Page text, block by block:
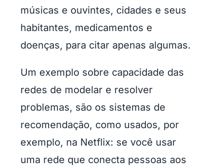
músicas e ouvintes, cidades e seus
habitantes, medicamentos e
doenças, para citar apenas algumas.
Um exemplo sobre capacidade das
redes de modelar e resolver
problemas, são os sistemas de
recomendação, como usados, por
exemplo, na Netflix: se você usar
uma rede que conecta pessoas aos